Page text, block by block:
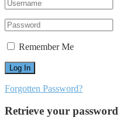
Remember Me
Forgotten Password?
Retrieve your password